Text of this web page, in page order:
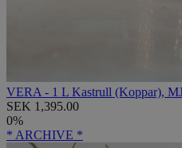
VERA - 1 L Kastrull (Koppar),
SEK 1,395.00
0%
* ARCHIVE *